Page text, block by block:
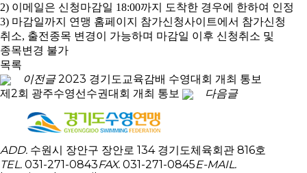
2) 이메일은 신청마감일 18:00까지 도착한 경우에 한하여 인정
3) 마감일까지 연맹 홈페이지 참가신청사이트에서 참가신청
취소, 출전종목 변경이 가능하며 마감일 이후 신청취소 및
종목변경 불가
목록
이전글 2023 경기도교육감배 수영대회 개최 통보
제2회 광주수영선수권대회 개최 통보
다음글
ADD. 수원시 장안구 장안로 134 경기도체육회관 816호
TEL. 031-271-0843FAX. 031-271-0845E-MAIL.